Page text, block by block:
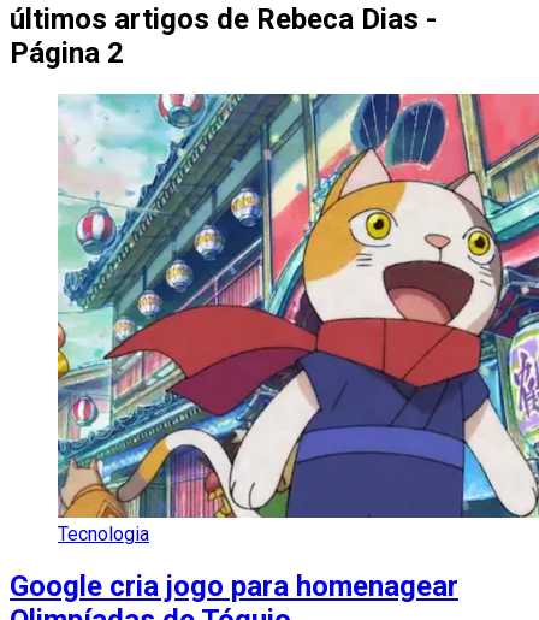
últimos artigos de Rebeca Dias -
Página 2
Tecnologia
Google cria jogo para homenagear